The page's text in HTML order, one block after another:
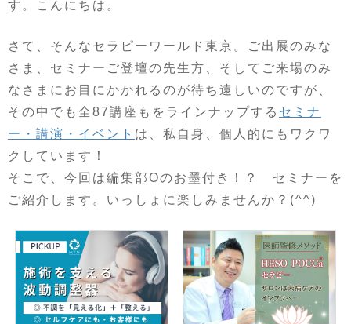
す。こんにちは。
さて、そんなセラピーワールド東京。ご出展のみな
さま、セミナーご登壇の先生方、そしてご来場のみ
なさまにお目にかかれるのが待ち遠しいのですが、
その中でも全87講座もをラインナップする セミナ
ー・講演・イベント は、私自身、個人的にもワクワ
クしています！
そこで、今回は編集部Oのお墨付き！？ セミナーを
ご紹介します。いっしょに楽しみませんか？(^^)